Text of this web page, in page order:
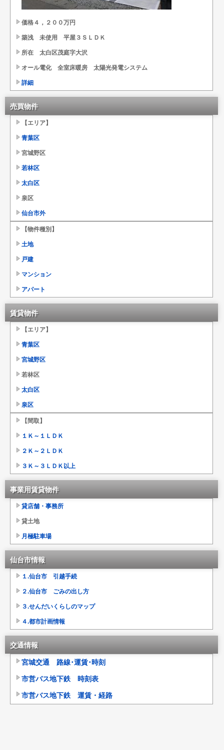
価格４，２００万円
築浅 未使用 平屋３ＳＬＤＫ
所在 太白区茂庭字大沢
オール電化 全室床暖房 太陽光発電システム
詳細
売買物件
【エリア】
青葉区
宮城野区
若林区
太白区
泉区
仙台市外
【物件種別】
土地
戸建
マンション
アパート
賃貸物件
【エリア】
青葉区
宮城野区
若林区
太白区
泉区
【間取】
１Ｋ～１ＬＤＫ
２Ｋ～２ＬＤＫ
３Ｋ～３ＬＤＫ以上
事業用賃貸物件
貸店舗・事務所
貸土地
月極駐車場
仙台市情報
１.仙台市 引越手続
２.仙台市 ごみの出し方
３.せんだいくらしのマップ
４.都市計画情報
交通情報
宮城交通 路線･運賃･時刻
市営バス地下鉄 時刻表
市営バス地下鉄 運賃・経路